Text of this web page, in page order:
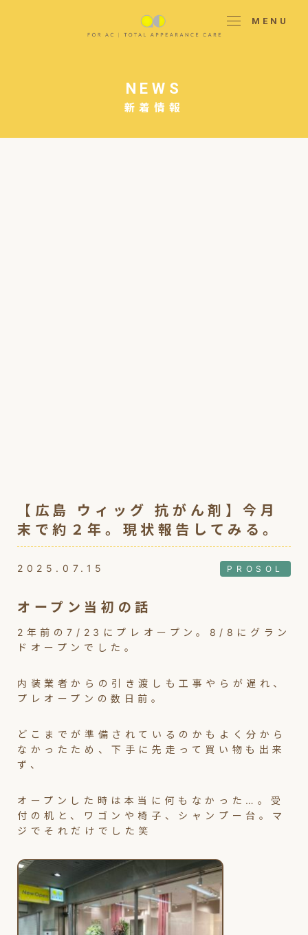
MENU
新着情報
NEWS
【広島 ウィッグ 抗がん剤】今月
末で約２年。現状報告してみる。
2025.07.15 PROSOL
オープン当初の話
2年前の7/23にプレオープン。8/8にグラン
ドオープンでした。
内装業者からの引き渡しも工事やらが遅れ、
プレオープンの数日前。
どこまでが準備されているのかもよく分から
なかったため、下手に先走って買い物も出来
ず、
オープンした時は本当に何もなかった…。受
付の机と、ワゴンや椅子、シャンプー台。マ
ジでそれだけでした笑